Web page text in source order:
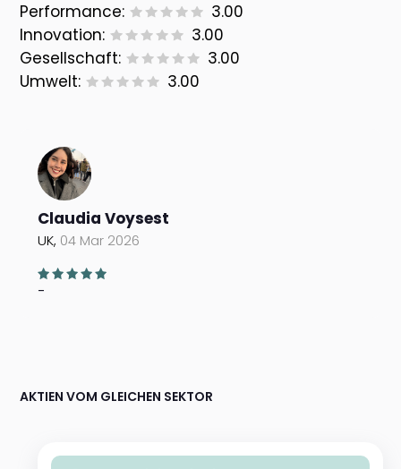
Performance:
3.00
Innovation:
3.00
Gesellschaft:
3.00
Umwelt:
3.00
Claudia Voysest
UK, 04 Mar 2026
-
AKTIEN VOM GLEICHEN SEKTOR